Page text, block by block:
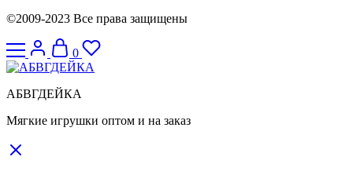
©2009-2023 Все права защищены
0
АБВГДЕЙКА
Мягкие игрушки оптом и на заказ